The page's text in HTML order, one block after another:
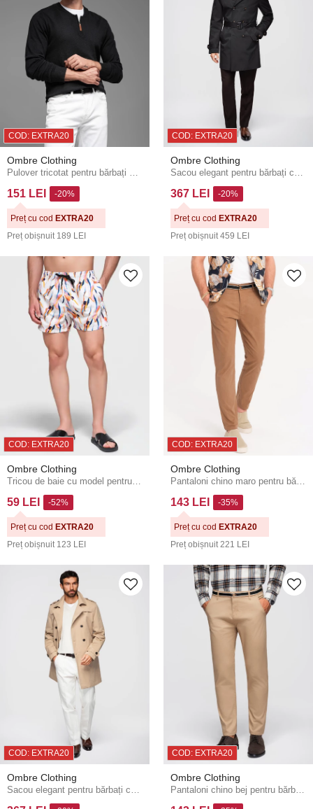
COD: EXTRA20
Ombre Clothing
151 LEI
Preț obișnuit 189 LEI
-20%
Preț cu cod EXTRA20
COD: EXTRA20
Ombre Clothing
367 LEI
Preț obișnuit 459 LEI
-20%
Preț cu cod EXTRA20
COD: EXTRA20
Ombre Clothing
59 LEI
Preț obișnuit 123 LEI
-52%
Preț cu cod EXTRA20
COD: EXTRA20
Ombre Clothing
143 LEI
Preț obișnuit 221 LEI
-35%
Preț cu cod EXTRA20
COD: EXTRA20
Ombre Clothing
Sacou elegant pentru bărbați cu două rânduri de nasturi SLIM FIT cu centură - bej V1 OM-COLC-0146 Ombre Clothing
COD: EXTRA20
Ombre Clothing
Pantaloni chino bej pentru bărbați cu curea decorativă Ombre Clothing